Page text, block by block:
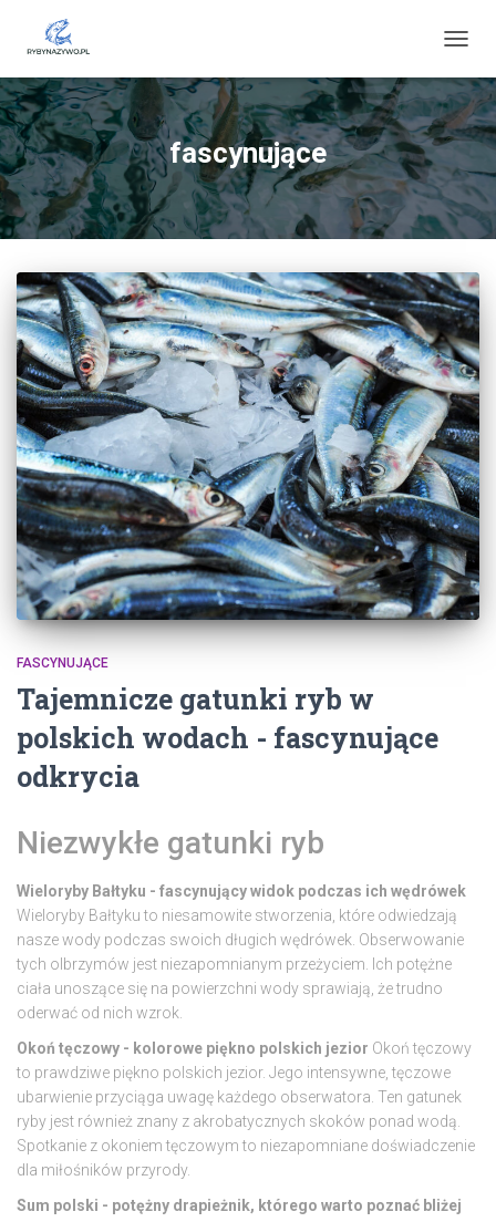
fascynujące
FASCYNUJĄCE
Tajemnicze gatunki ryb w
polskich wodach - fascynujące
odkrycia
Niezwykłe gatunki ryb
Wieloryby Bałtyku - fascynujący widok podczas ich wędrówek
Wieloryby Bałtyku to niesamowite stworzenia, które odwiedzają
nasze wody podczas swoich długich wędrówek. Obserwowanie
tych olbrzymów jest niezapomnianym przeżyciem. Ich potężne
ciała unoszące się na powierzchni wody sprawiają, że trudno
oderwać od nich wzrok.
Okoń tęczowy - kolorowe piękno polskich jezior Okoń tęczowy
to prawdziwe piękno polskich jezior. Jego intensywne, tęczowe
ubarwienie przyciąga uwagę każdego obserwatora. Ten gatunek
ryby jest również znany z akrobatycznych skoków ponad wodą.
Spotkanie z okoniem tęczowym to niezapomniane doświadczenie
dla miłośników przyrody.
Sum polski - potężny drapieżnik, którego warto poznać bliżej